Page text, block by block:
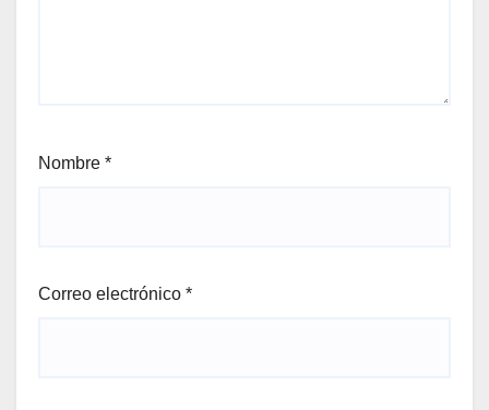
Nombre *
Correo electrónico *